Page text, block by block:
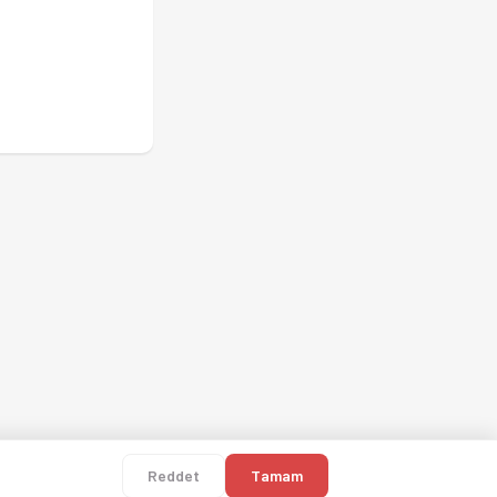
Reddet Tamam